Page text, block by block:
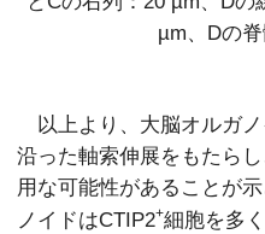
µm、Dの脊
以上より、大脳オルガ
沿った軸索伸展をもたら
用な可能性があることが
ノイドはCTIP2+細胞を多